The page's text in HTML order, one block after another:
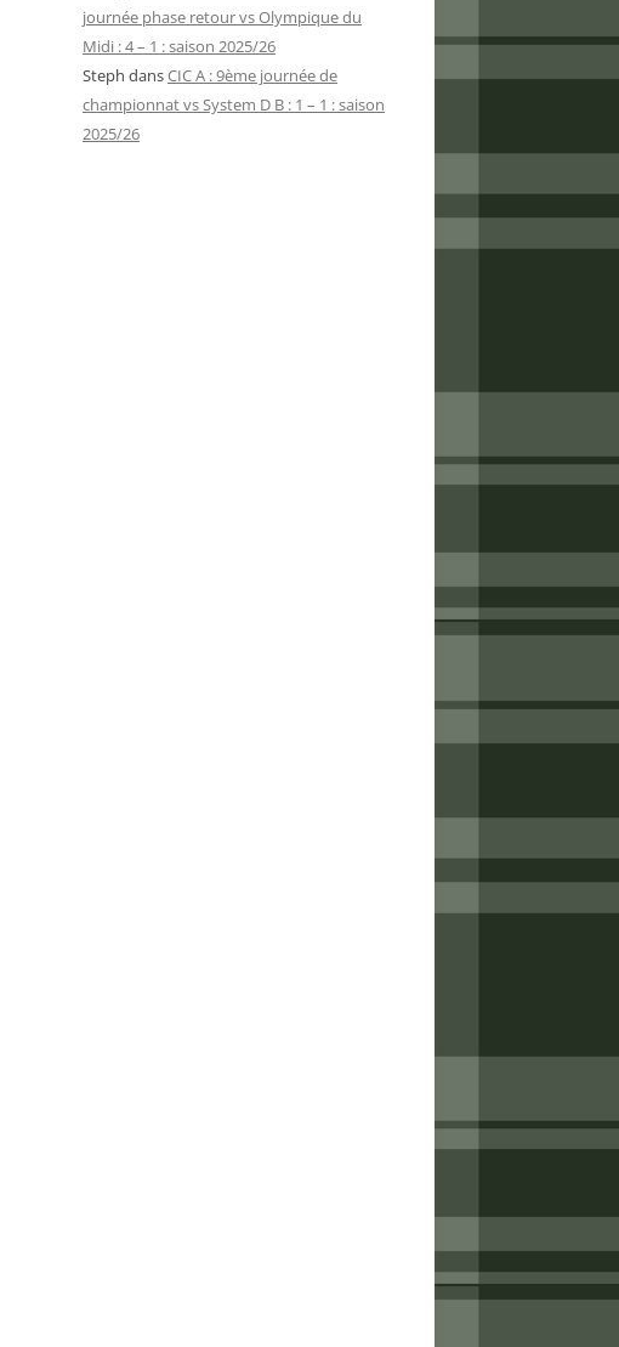
journée phase retour vs Olympique du
Midi : 4 – 1 : saison 2025/26
Steph dansCIC A : 9ème journée de
championnat vs System D B : 1 – 1 : saison
2025/26